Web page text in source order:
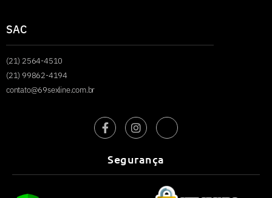
SAC
(21) 2564-4510
(21) 99862-4194
contato@69sexline.com.br
Segurança